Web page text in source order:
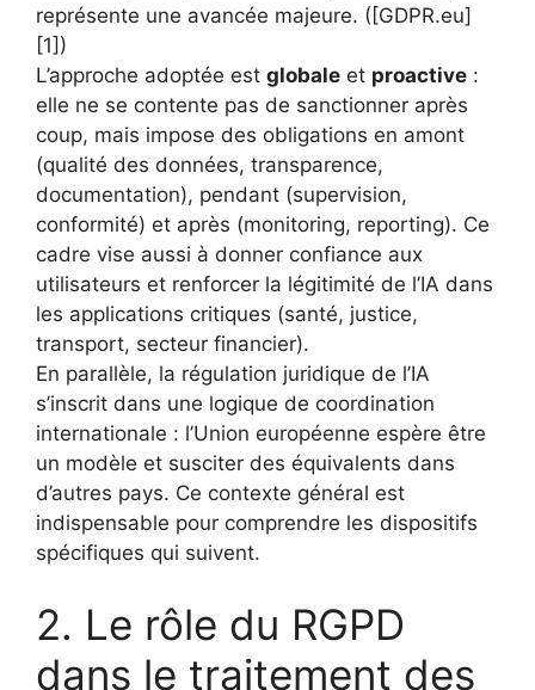
représente une avancée majeure. ([GDPR.eu]
[1])
L’approche adoptée est globale et proactive :
elle ne se contente pas de sanctionner après
coup, mais impose des obligations en amont
(qualité des données, transparence,
documentation), pendant (supervision,
conformité) et après (monitoring, reporting). Ce
cadre vise aussi à donner confiance aux
utilisateurs et renforcer la légitimité de l’IA dans
les applications critiques (santé, justice,
transport, secteur financier).
En parallèle, la régulation juridique de l’IA
s’inscrit dans une logique de coordination
internationale : l’Union européenne espère être
un modèle et susciter des équivalents dans
d’autres pays. Ce contexte général est
indispensable pour comprendre les dispositifs
spécifiques qui suivent.
2. Le rôle du RGPD
dans le traitement des